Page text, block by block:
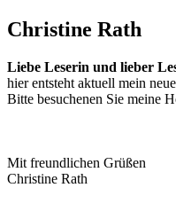
Christine Rath
Liebe Leserin und lieber
hier entsteht aktuell mein
Bitte besuchenen Sie meine
Mit freundlichen Grüßen
Christine Rath